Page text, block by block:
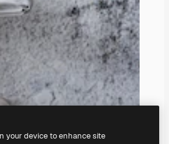
your device to enhance site